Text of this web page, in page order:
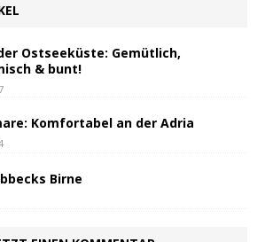
Ostseeküste: Gemütlich,
& bunt!
Komfortabel an der Adria
Birne